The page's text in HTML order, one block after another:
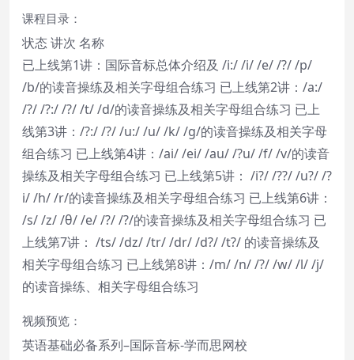
课程目录：
状态 讲次 名称
已上线第1讲：国际音标总体介绍及 /i:/ /i/ /e/ /?/ /p/
/b/的读音操练及相关字母组合练习 已上线第2讲：/a:/
/?/ /?:/ /?/ /t/ /d/的读音操练及相关字母组合练习 已上
线第3讲：/?:/ /?/ /u:/ /u/ /k/ /g/的读音操练及相关字母
组合练习 已上线第4讲：/ai/ /ei/ /au/ /?u/ /f/ /v/的读音
操练及相关字母组合练习 已上线第5讲： /i?/ /??/ /u?/ /?
i/ /h/ /r/的读音操练及相关字母组合练习 已上线第6讲：
/s/ /z/ /θ/ /e/ /?/ /?/的读音操练及相关字母组合练习 已
上线第7讲： /ts/ /dz/ /tr/ /dr/ /d?/ /t?/ 的读音操练及
相关字母组合练习 已上线第8讲：/m/ /n/ /?/ /w/ /l/ /j/
的读音操练、相关字母组合练习
视频预览：
英语基础必备系列–国际音标-学而思网校